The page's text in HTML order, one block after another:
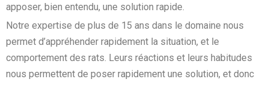
apposer, bien entendu, une solution rapide.
Notre expertise de plus de 15 ans dans le domaine nous
permet d’appréhender rapidement la situation, et le
comportement des rats. Leurs réactions et leurs habitudes
nous permettent de poser rapidement une solution, et donc